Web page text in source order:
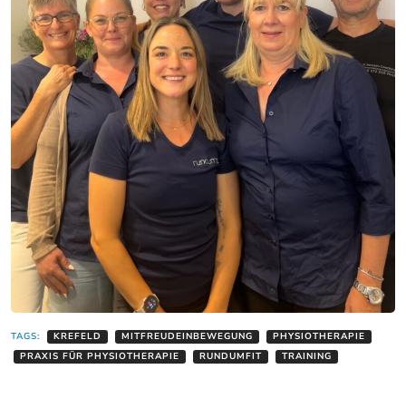
TAGS: KREFELD MITFREUDEINBEWEGUNG
PHYSIOTHERAPIE
PRAXIS FÜR PHYSIOTHERAPIE
RUNDUMFIT TRAINING